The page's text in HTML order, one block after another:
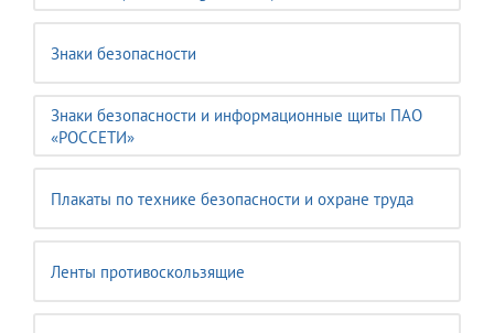
Знаки безопасности
Знаки безопасности и информационные щиты ПАО
«РОССЕТИ»
Плакаты по технике безопасности и охране труда
Ленты противоскользящие